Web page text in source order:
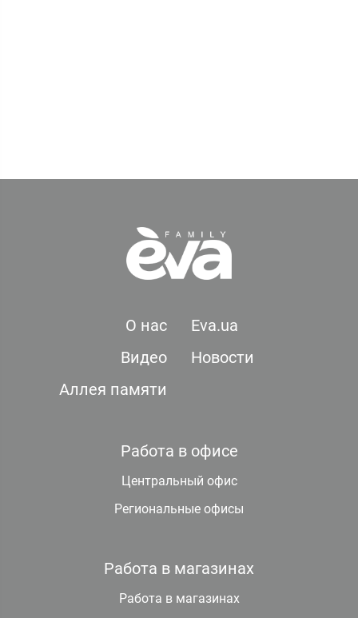
О нас
Eva.ua
Видео
Новости
Аллея памяти
Работа в офисе
Центральный офис
Региональные офисы
Работа в магазинах
Работа в магазинах